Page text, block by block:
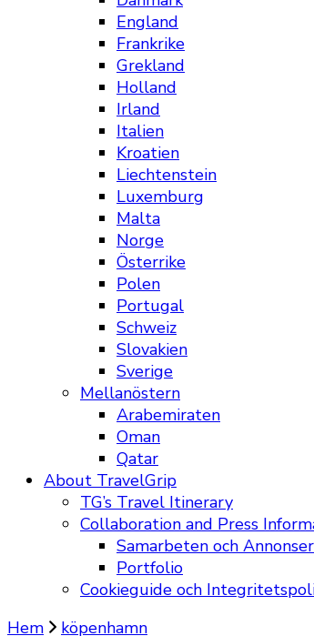
England
Frankrike
Grekland
Holland
Irland
Italien
Kroatien
Liechtenstein
Luxemburg
Malta
Norge
Österrike
Polen
Portugal
Schweiz
Slovakien
Sverige
Mellanöstern
Arabemiraten
Oman
Qatar
About TravelGrip
TG’s Travel Itinerary
Collaboration and Press
Samarbeten och
Portfolio
Cookieguide och
Hem
köpenhamn